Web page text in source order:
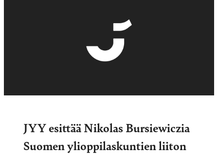
JYY esittää Nikolas Bursiewiczia
Suomen ylioppilaskuntien liiton